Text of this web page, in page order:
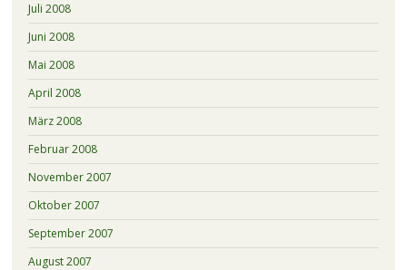
Juli 2008
Juni 2008
Mai 2008
April 2008
März 2008
Februar 2008
November 2007
Oktober 2007
September 2007
August 2007